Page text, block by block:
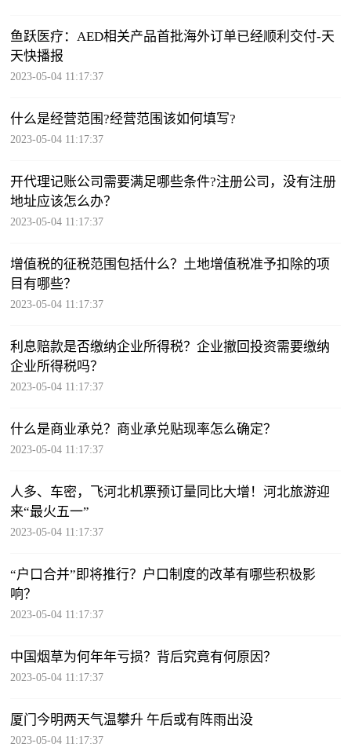
鱼跃医疗：AED相关产品首批海外订单已经顺利交付-天
天快播报
2023-05-04 11:17:37
什么是经营范围?经营范围该如何填写?
2023-05-04 11:17:37
开代理记账公司需要满足哪些条件?注册公司，没有注册
地址应该怎么办？
2023-05-04 11:17:37
增值税的征税范围包括什么？土地增值税准予扣除的项
目有哪些？
2023-05-04 11:17:37
利息赔款是否缴纳企业所得税？企业撤回投资需要缴纳
企业所得税吗？
2023-05-04 11:17:37
什么是商业承兑？商业承兑贴现率怎么确定？
2023-05-04 11:17:37
人多、车密，飞河北机票预订量同比大增！河北旅游迎
来“最火五一”
2023-05-04 11:17:37
“户口合并”即将推行？户口制度的改革有哪些积极影
响？
2023-05-04 11:17:37
中国烟草为何年年亏损？背后究竟有何原因？
2023-05-04 11:17:37
厦门今明两天气温攀升 午后或有阵雨出没
2023-05-04 11:17:37